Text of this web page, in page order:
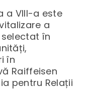
a VIII-a este
a
în
în
Raiffeisen
pentru Relații